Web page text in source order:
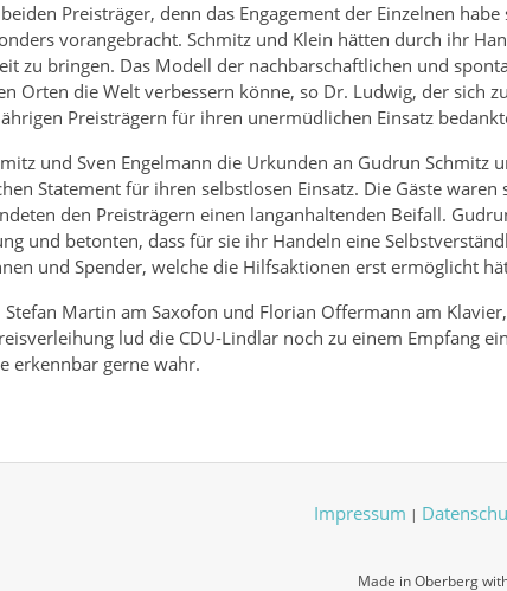
Preisträger, denn das Engagement der Einzelnen
vorangebracht. Schmitz und Klein hätten durch ihr
zu bringen. Das Modell der nachbarschaftlichen und
Orten die Welt verbessern könne, so Dr. Ludwig, der sich
Preisträgern für ihren unermüdlichen Einsatz
und Sven Engelmann die Urkunden an Gudrun Schmitz
Statement für ihren selbstlosen Einsatz. Die Gäste waren
den Preisträgern einen langanhaltenden Beifall.
und betonten, dass für sie ihr Handeln eine
und Spender, welche die Hilfsaktionen erst ermöglicht
Martin am Saxofon und Florian Offermann am
lud die CDU-Lindlar noch zu einem Empfang
erkennbar gerne wahr.
Impressum |
Made in Oberberg